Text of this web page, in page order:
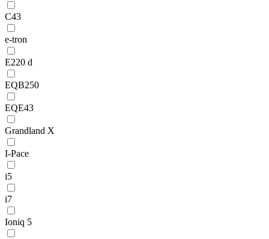
C43
e-tron
E220 d
EQB250
EQE43
Grandland X
I-Pace
i5
i7
Ioniq 5